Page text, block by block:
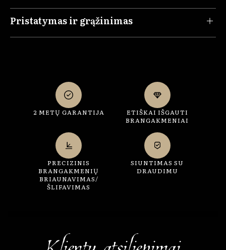
Pristatymas ir grąžinimas
2 METŲ GARANTIJA
ETIŠKAI IŠGAUTI
BRANGAKMENIAI
PRECIZINIS
BRANGAKMENIŲ
BRIAUNAVIMAS/
ŠLIFAVIMAS
SIUNTIMAS SU
DRAUDIMU